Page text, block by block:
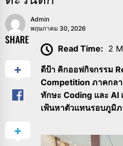
Admin
พฤษภาคม 30, 2026
SHARE
Read Time: 2
ดีป้า คิกออฟกิจกรรม
Competition ภาคกล
ทักษะ Coding และ AI
เฟ้นหาตัวแทนรอบภูมิภ